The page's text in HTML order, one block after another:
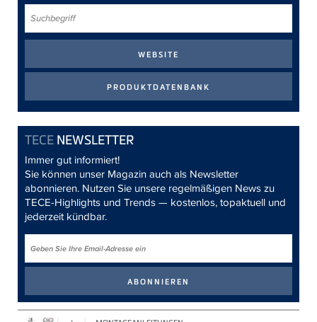
TECE NEWSLETTER
Immer gut informiert!
Sie können unser Magazin auch als Newsletter
abonnieren. Nutzen Sie unsere regelmäßigen News zu
TECE-Highlights und Trends — kostenlos, topaktuell und
jederzeit kündbar.